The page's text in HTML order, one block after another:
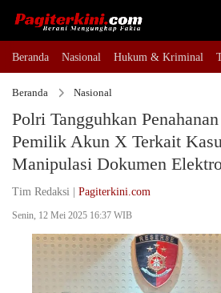
Beranda Nasional Hukum & Kriminal
Beranda Nasional
Polri Tangguhkan
Pemilik Akun X Terkait
Manipulasi Dokumen
Tim Redaksi | Pagiterkini.com
Senin, 12 Mei 2025 16:37 WIB